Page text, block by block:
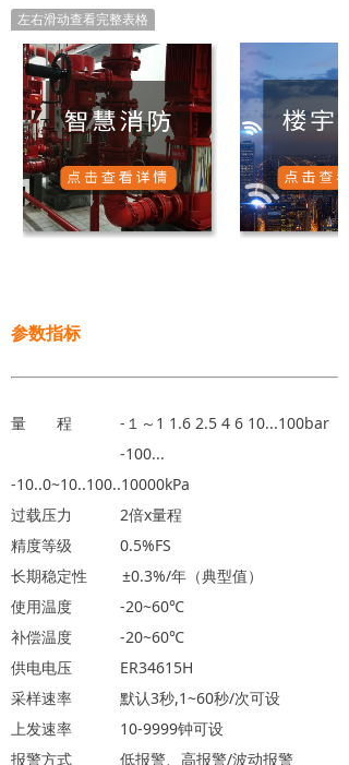
左右滑动查看完整表格
参数指标
量 程 -１～1 1.6 2.5 4 6 10...100bar
-100...
-10..0~10..100..10000kPa
过载压力 2倍x量程
精度等级 0.5%FS
长期稳定性 ±0.3%/年（典型值）
使用温度 -20~60℃
补偿温度 -20~60℃
供电电压 ER34615H
采样速率 默认3秒,1~60秒/次可设
上发速率 10-9999钟可设
报警方式 低报警、高报警/波动报警